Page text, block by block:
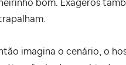
bom. Exageros
imagina o cenário, o